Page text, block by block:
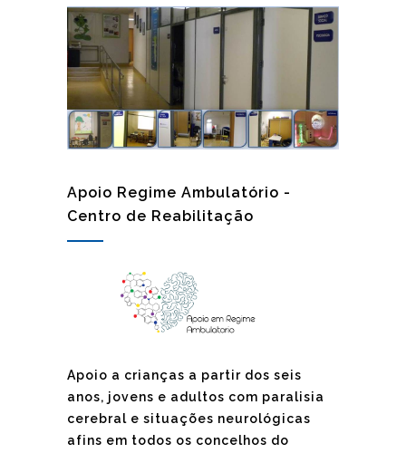
Apoio Regime Ambulatório -
Centro de Reabilitação
Apoio a crianças a partir dos seis
anos, jovens e adultos com paralisia
cerebral e situações neurológicas
afins em todos os concelhos do